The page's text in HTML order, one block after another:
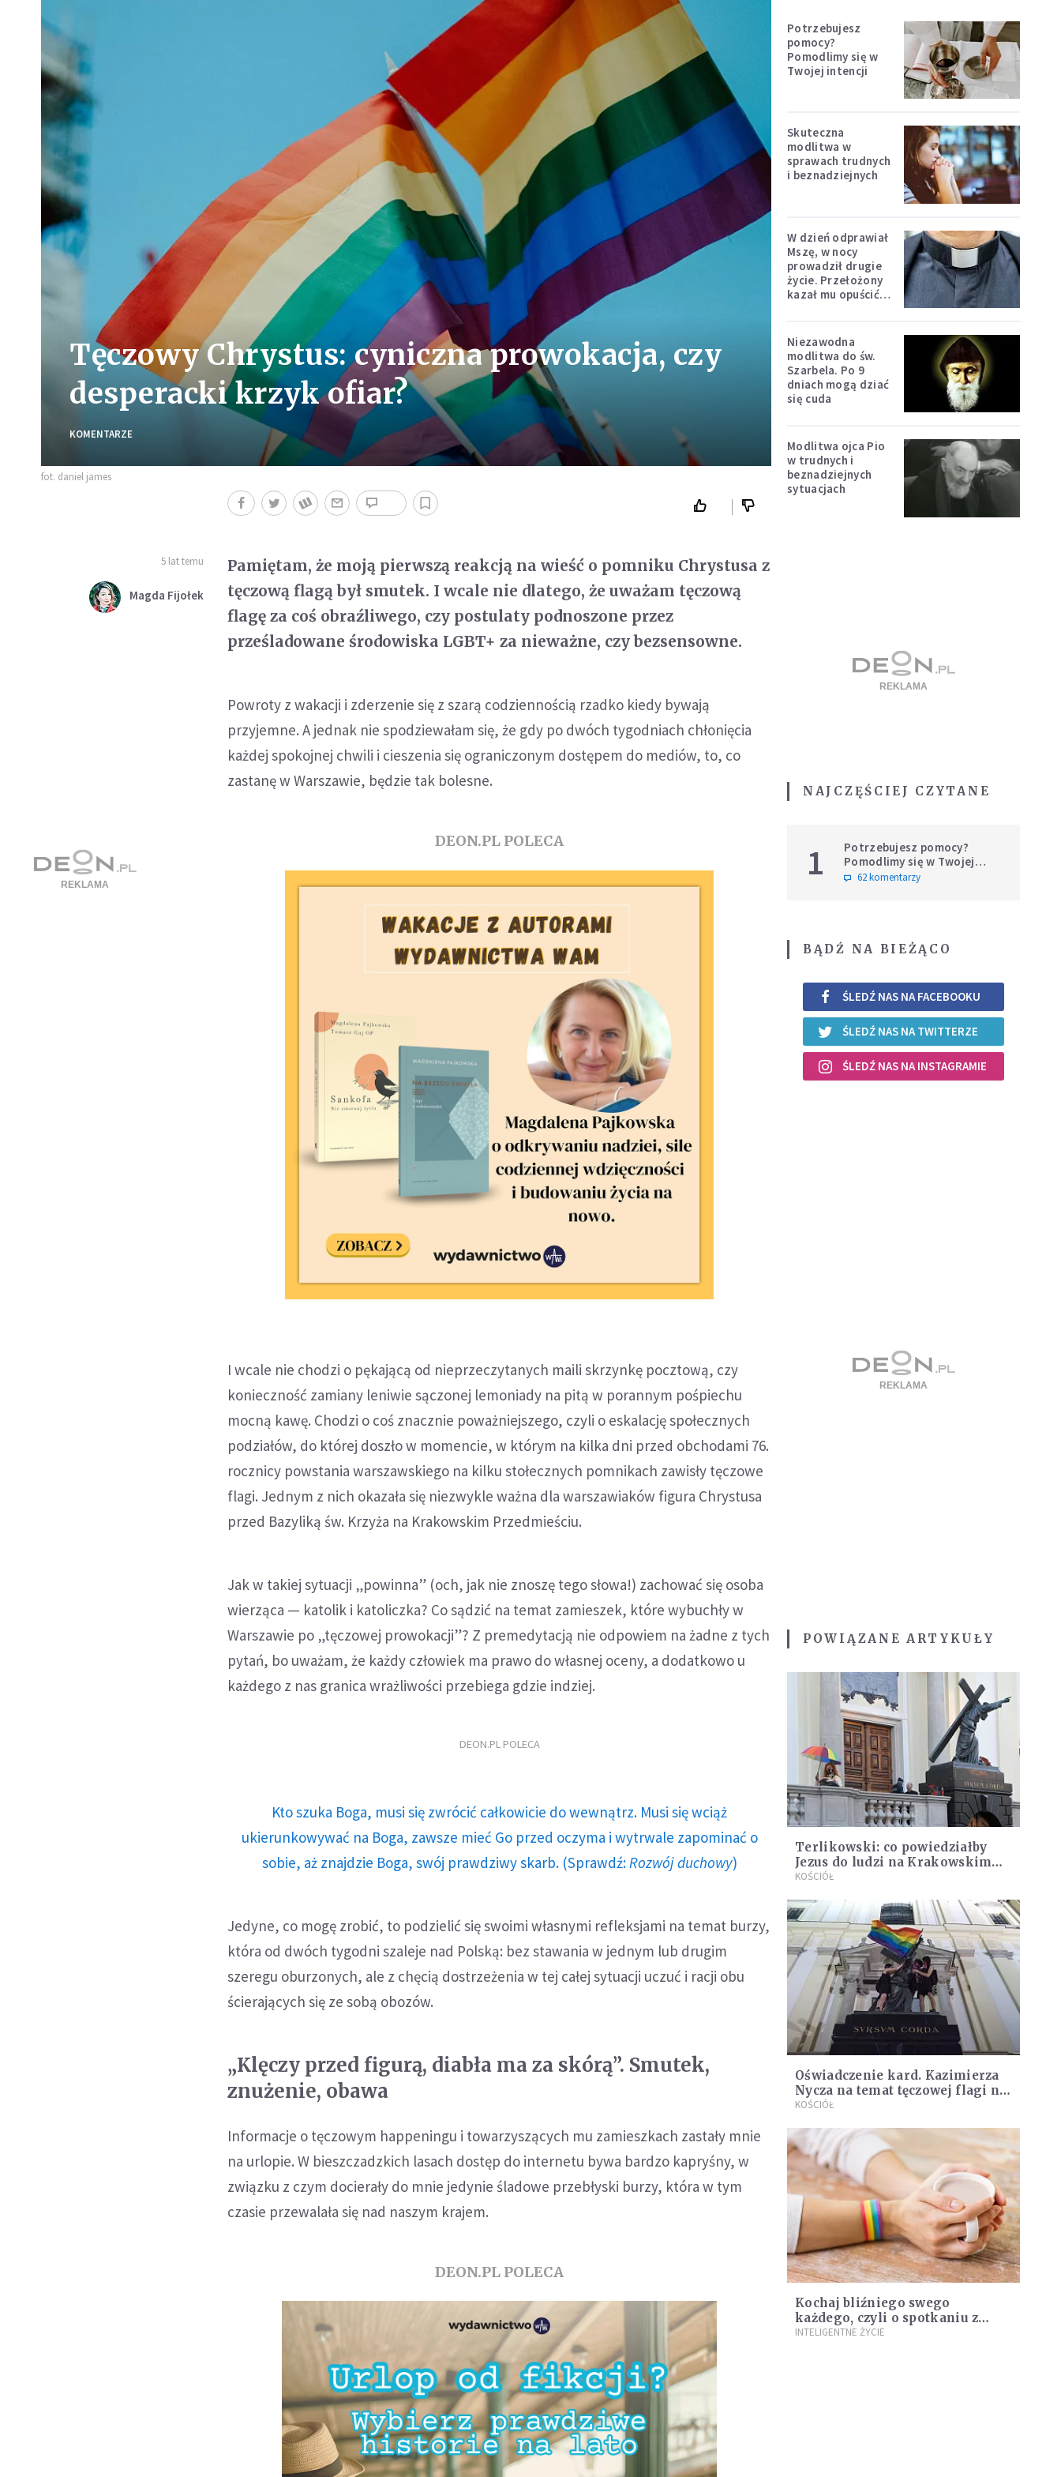
Tęczowy Chrystus: cyniczna prowokacja, czy
desperacki krzyk ofiar?
KOMENTARZE
fot. daniel james
5 lat temu
Magda Fijołek
Pamiętam, że moją pierwszą reakcją na wieść o pomniku Chrystusa z
tęczową flagą był smutek. I wcale nie dlatego, że uważam tęczową
flagę za coś obraźliwego, czy postulaty podnoszone przez
prześladowane środowiska LGBT+ za nieważne, czy bezsensowne.
Powroty z wakacji i zderzenie się z szarą codziennością rzadko kiedy bywają
przyjemne. A jednak nie spodziewałam się, że gdy po dwóch tygodniach chłonięcia
każdej spokojnej chwili i cieszenia się ograniczonym dostępem do mediów, to, co
zastanę w Warszawie, będzie tak bolesne.
DEON.PL POLECA
I wcale nie chodzi o pękającą od nieprzeczytanych maili skrzynkę pocztową, czy
konieczność zamiany leniwie sączonej lemoniady na pitą w porannym pośpiechu
mocną kawę. Chodzi o coś znacznie poważniejszego, czyli o eskalację społecznych
podziałów, do której doszło w momencie, w którym na kilka dni przed obchodami 76.
rocznicy powstania warszawskiego na kilku stołecznych pomnikach zawisły tęczowe
flagi. Jednym z nich okazała się niezwykle ważna dla warszawiaków figura Chrystusa
przed Bazyliką św. Krzyża na Krakowskim Przedmieściu.
Jak w takiej sytuacji „powinna” (och, jak nie znoszę tego słowa!) zachować się osoba
wierząca — katolik i katoliczka? Co sądzić na temat zamieszek, które wybuchły w
Warszawie po „tęczowej prowokacji”? Z premedytacją nie odpowiem na żadne z tych
pytań, bo uważam, że każdy człowiek ma prawo do własnej oceny, a dodatkowo u
każdego z nas granica wrażliwości przebiega gdzie indziej.
DEON.PL POLECA
Kto szuka Boga, musi się zwrócić całkowicie do wewnątrz. Musi się wciąż
ukierunkowywać na Boga, zawsze mieć Go przed oczyma i wytrwale zapominać o
sobie, aż znajdzie Boga, swój prawdziwy skarb. (Sprawdź: Rozwój duchowy)
Jedyne, co mogę zrobić, to podzielić się swoimi własnymi refleksjami na temat burzy,
która od dwóch tygodni szaleje nad Polską: bez stawania w jednym lub drugim
szeregu oburzonych, ale z chęcią dostrzeżenia w tej całej sytuacji uczuć i racji obu
ścierających się ze sobą obozów.
„Klęczy przed figurą, diabła ma za skórą”. Smutek,
znużenie, obawa
Informacje o tęczowym happeningu i towarzyszących mu zamieszkach zastały mnie
na urlopie. W bieszczadzkich lasach dostęp do internetu bywa bardzo kapryśny, w
związku z czym docierały do mnie jedynie śladowe przebłyski burzy, która w tym
czasie przewalała się nad naszym krajem.
DEON.PL POLECA
Potrzebujesz
pomocy?
Pomodlimy się w
Twojej intencji
Skuteczna
modlitwa w
sprawach trudnych
i beznadziejnych
W dzień odprawiał
Mszę, w nocy
prowadził drugie
życie. Przełożony
kazał mu opuścić
Niezawodna
modlitwa do św.
Szarbela. Po 9
dniach mogą dziać
się cuda
Modlitwa ojca Pio
w trudnych i
beznadziejnych
sytuacjach
NAJCZĘŚCIEJ CZYTANE
1
Potrzebujesz pomocy?
Pomodlimy się w Twojej
intencji
62 komentarzy
BĄDŹ NA BIEŻĄCO
ŚLEDŹ NAS NA FACEBOOKU
ŚLEDŹ NAS NA TWITTERZE
ŚLEDŹ NAS NA INSTAGRAMIE
POWIĄZANE ARTYKUŁY
Terlikowski: co powiedziałby
Jezus do ludzi na Krakowskim
Przedmieściu?
KOŚCIÓŁ
Oświadczenie kard. Kazimierza
Nycza na temat tęczowej flagi na
pomniku Jezusa
KOŚCIÓŁ
Kochaj bliźniego swego
każdego, czyli o spotkaniu z
osobami LGBT
INTELIGENTNE ŻYCIE